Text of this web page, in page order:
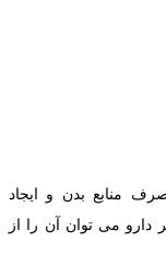
منابع بدن و ایجاد
می توان آن را از